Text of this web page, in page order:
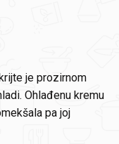
je prozirnom
Ohlađenu kremu
pa joj